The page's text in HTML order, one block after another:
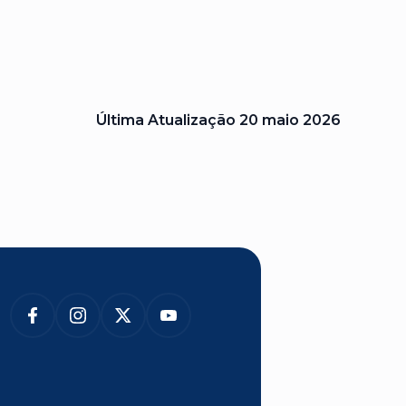
Última Atualização 20 maio 2026